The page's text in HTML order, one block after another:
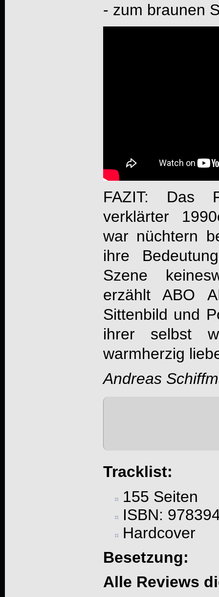
- zum braunen
FAZIT: Das
verklärter
war nüchtern
ihre
Szene
erzähltABO
Sittenbild und
ihrer selbst
warmherzig
Andreas
Tracklist:
155 Seiten
ISBN:
Hardcover
Besetzung:
Alle Reviews